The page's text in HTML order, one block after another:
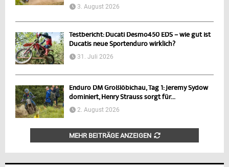
3. August 2026
Testbericht: Ducati Desmo450 EDS – wie gut ist
Ducatis neue Sportenduro wirklich?
31. Juli 2026
Enduro DM Großlöbichau, Tag 1: Jeremy Sydow
dominiert, Henry Strauss sorgt für...
2. August 2026
MEHR BEITRÄGE ANZEIGEN